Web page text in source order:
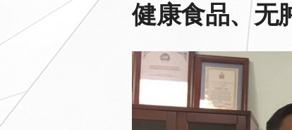
健康食品、无